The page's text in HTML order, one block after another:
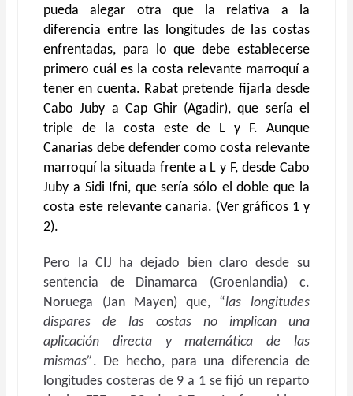
pueda alegar otra que la relativa a la
diferencia entre las longitudes de las costas
enfrentadas, para lo que debe establecerse
primero cuál es la costa relevante marroquí a
tener en cuenta. Rabat pretende fijarla desde
Cabo Juby a Cap Ghir (Agadir), que sería el
triple de la costa este de L y F. Aunque
Canarias debe defender como costa relevante
marroquí la situada frente a L y F, desde Cabo
Juby a Sidi Ifni, que sería sólo el doble que la
costa este relevante canaria. (Ver gráficos 1 y
2).
Pero la CIJ ha dejado bien claro desde su
sentencia de Dinamarca (Groenlandia) c.
Noruega (Jan Mayen) que, “las longitudes
dispares de las costas no implican una
aplicación directa y matemática de las
mismas”. De hecho, para una diferencia de
longitudes costeras de 9 a 1 se fijó un reparto